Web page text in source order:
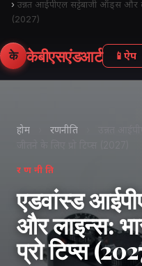
› उन्नत आईपीएल सट्टेबाजी ऑड्स और
(2027)
के केबीएसएंडआर्ट 📱 ऐप
होम रणनीति
रणनीति
एडवांस्ड
और लाइन्स:
प्रो टिप्स